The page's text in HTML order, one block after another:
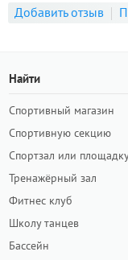
Добавить отзыв
Найти
Спортивный магазин
Спортивную секцию
Спортзал или
Тренажёрный зал
Фитнес клуб
Школу танцев
Бассейн